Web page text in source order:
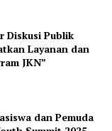
Diskusi Publik
Layanan dan
JKN”
dan Pemuda